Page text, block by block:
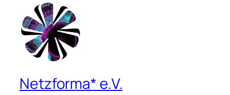
Netzforma* e.V.